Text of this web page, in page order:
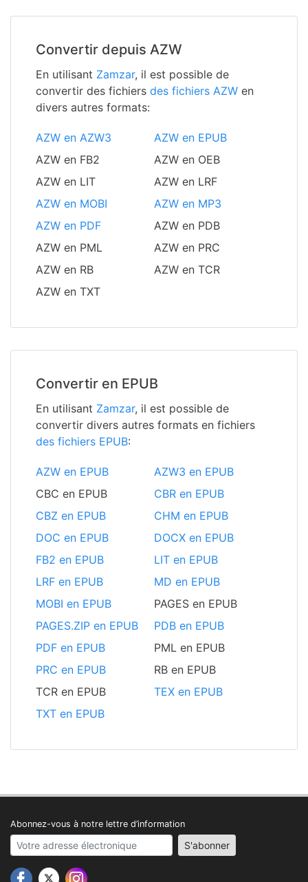
Convertir depuis AZW
En utilisant Zamzar, il est possible de
convertir des fichiers des fichiers AZW en
divers autres formats:
AZW en AZW3
AZW en EPUB
AZW en FB2
AZW en OEB
AZW en LIT
AZW en LRF
AZW en MOBI
AZW en MP3
AZW en PDF
AZW en PDB
AZW en PML
AZW en PRC
AZW en RB
AZW en TCR
AZW en TXT
Convertir en EPUB
En utilisant Zamzar, il est possible de
convertir divers autres formats en fichiers
des fichiers EPUB:
AZW en EPUB
AZW3 en EPUB
CBC en EPUB
CBR en EPUB
CBZ en EPUB
CHM en EPUB
DOC en EPUB
DOCX en EPUB
FB2 en EPUB
LIT en EPUB
LRF en EPUB
MD en EPUB
MOBI en EPUB
PAGES en EPUB
PAGES.ZIP en EPUB
PDB en EPUB
PDF en EPUB
PML en EPUB
PRC en EPUB
RB en EPUB
TCR en EPUB
TEX en EPUB
TXT en EPUB
Abonnez-vous à notre lettre d’information
Your email address S'abonner